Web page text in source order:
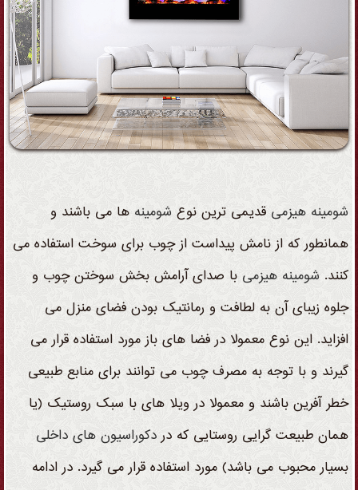
شومینه هیزمی قدیمی ترین نوع شومینه ها می باشند و
همانطور که از نامش پیداست از چوب برای سوخت استفاده می
کنند. شومینه هیزمی با صدای آرامش بخش سوختن چوب و
جلوه زیبای آن به لطافت و رمانتیک بودن فضای منزل می
افزاید. این نوع معمولا در فضا های باز مورد استفاده قرار می
گیرند و با توجه به مصرف چوب می توانند برای منابع طبیعی
خطر آفرین باشند و معمولا در ویلا های با سبک روستیک (یا
همان طبیعت گرایی روستایی که دردکوراسیون های داخلی
بسیار محبوب می باشد) مورد استفاده قرار می گیرد. در ادامه